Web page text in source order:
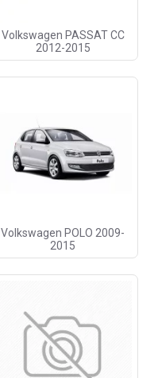
Volkswagen PASSAT CC
2012-2015
Volkswagen POLO 2009-
2015